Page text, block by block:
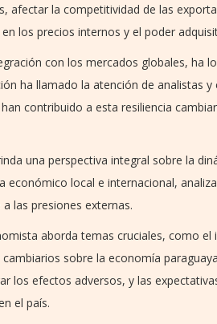
afectar la competitividad de las
los precios internos y el poder
con los mercados globales, ha
ha llamado la atención de analistas
contribuido a esta resiliencia
una perspectiva integral sobre la
local e internacional,
las presiones externas.
aborda temas cruciales, como el
sobre la economía
los efectos adversos, y las
el país.